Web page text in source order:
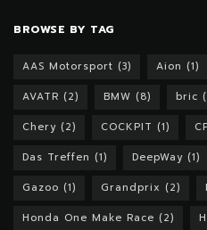
BROWSE BY TAG
AAS Motorsport (3) Aion (1)
AVATR (2) BMW (8) bric
Chery (2) COCKPIT (1)
Das Treffen (1) DeepWay (1)
Gazoo (1) Grandprix (2)
Honda One Make Race (2)